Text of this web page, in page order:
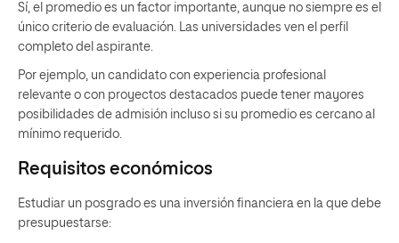
Sí, el promedio es un factor importante, aunque no siempre es el
único criterio de evaluación. Las universidades ven el perfil
completo del aspirante.
Por ejemplo, un candidato con experiencia profesional
relevante o con proyectos destacados puede tener mayores
posibilidades de admisión incluso si su promedio es cercano al
mínimo requerido.
Requisitos económicos
Estudiar un posgrado es una inversión financiera en la que debe
presupuestarse: